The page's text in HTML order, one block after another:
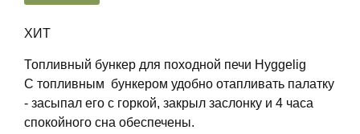
ХИТ
Топливный бункер для походной печи Hyggelig
С топливным бункером удобно отапливать палатку
- засыпал его с горкой, закрыл заслонку и 4 часа
спокойного сна обеспечены.